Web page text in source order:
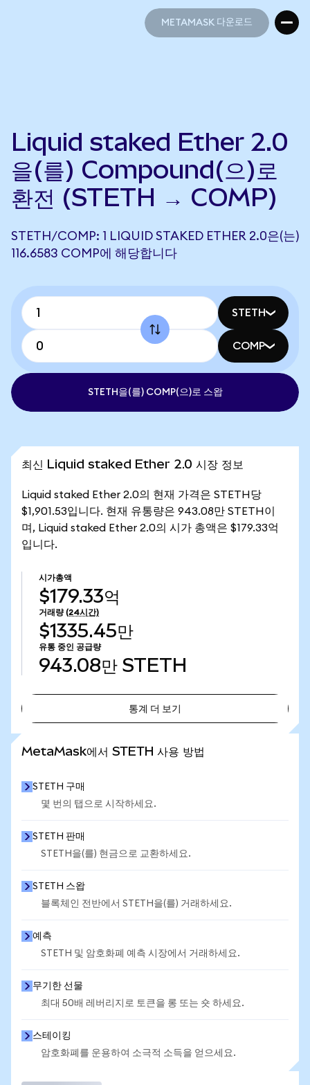
METAMASK 다운로드
Liquid staked Ether 2.0
을(를) Compound(으)로
환전 (STETH → COMP)
STETH/COMP: 1 LIQUID STAKED ETHER 2.0은(는)
116.6583 COMP에 해당합니다
STETH
COMP
STETH을(를) COMP(으)로 스왑
최신 Liquid staked Ether 2.0 시장 정보
Liquid staked Ether 2.0의 현재 가격은 STETH당
$1,901.53입니다. 현재 유통량은 943.08만 STETH이
며, Liquid staked Ether 2.0의 시가 총액은 $179.33억
입니다.
시가총액
$179.33억
거래량 (24시간)
$1335.45만
유통 중인 공급량
943.08만 STETH
통계 더 보기
MetaMask에서 STETH 사용 방법
STETH 구매
몇 번의 탭으로 시작하세요.
STETH 판매
STETH을(를) 현금으로 교환하세요.
STETH 스왑
블록체인 전반에서 STETH을(를) 거래하세요.
예측
STETH 및 암호화폐 예측 시장에서 거래하세요.
무기한 선물
최대 50배 레버리지로 토큰을 롱 또는 숏 하세요.
스테이킹
암호화폐를 운용하여 소극적 소득을 얻으세요.